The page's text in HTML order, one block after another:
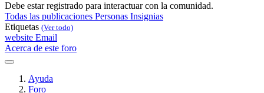
Debe estar registrado para interactuar con la comunidad.
Todas las publicaciones Personas Insignias
Etiquetas (Ver todo)
website Email
Acerca de este foro
Ayuda
Foro